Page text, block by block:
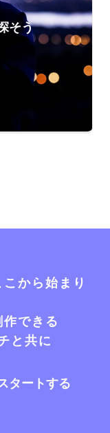
そう
から始まり
できる
と共に
タートする